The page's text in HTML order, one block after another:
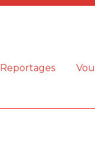
Reportages